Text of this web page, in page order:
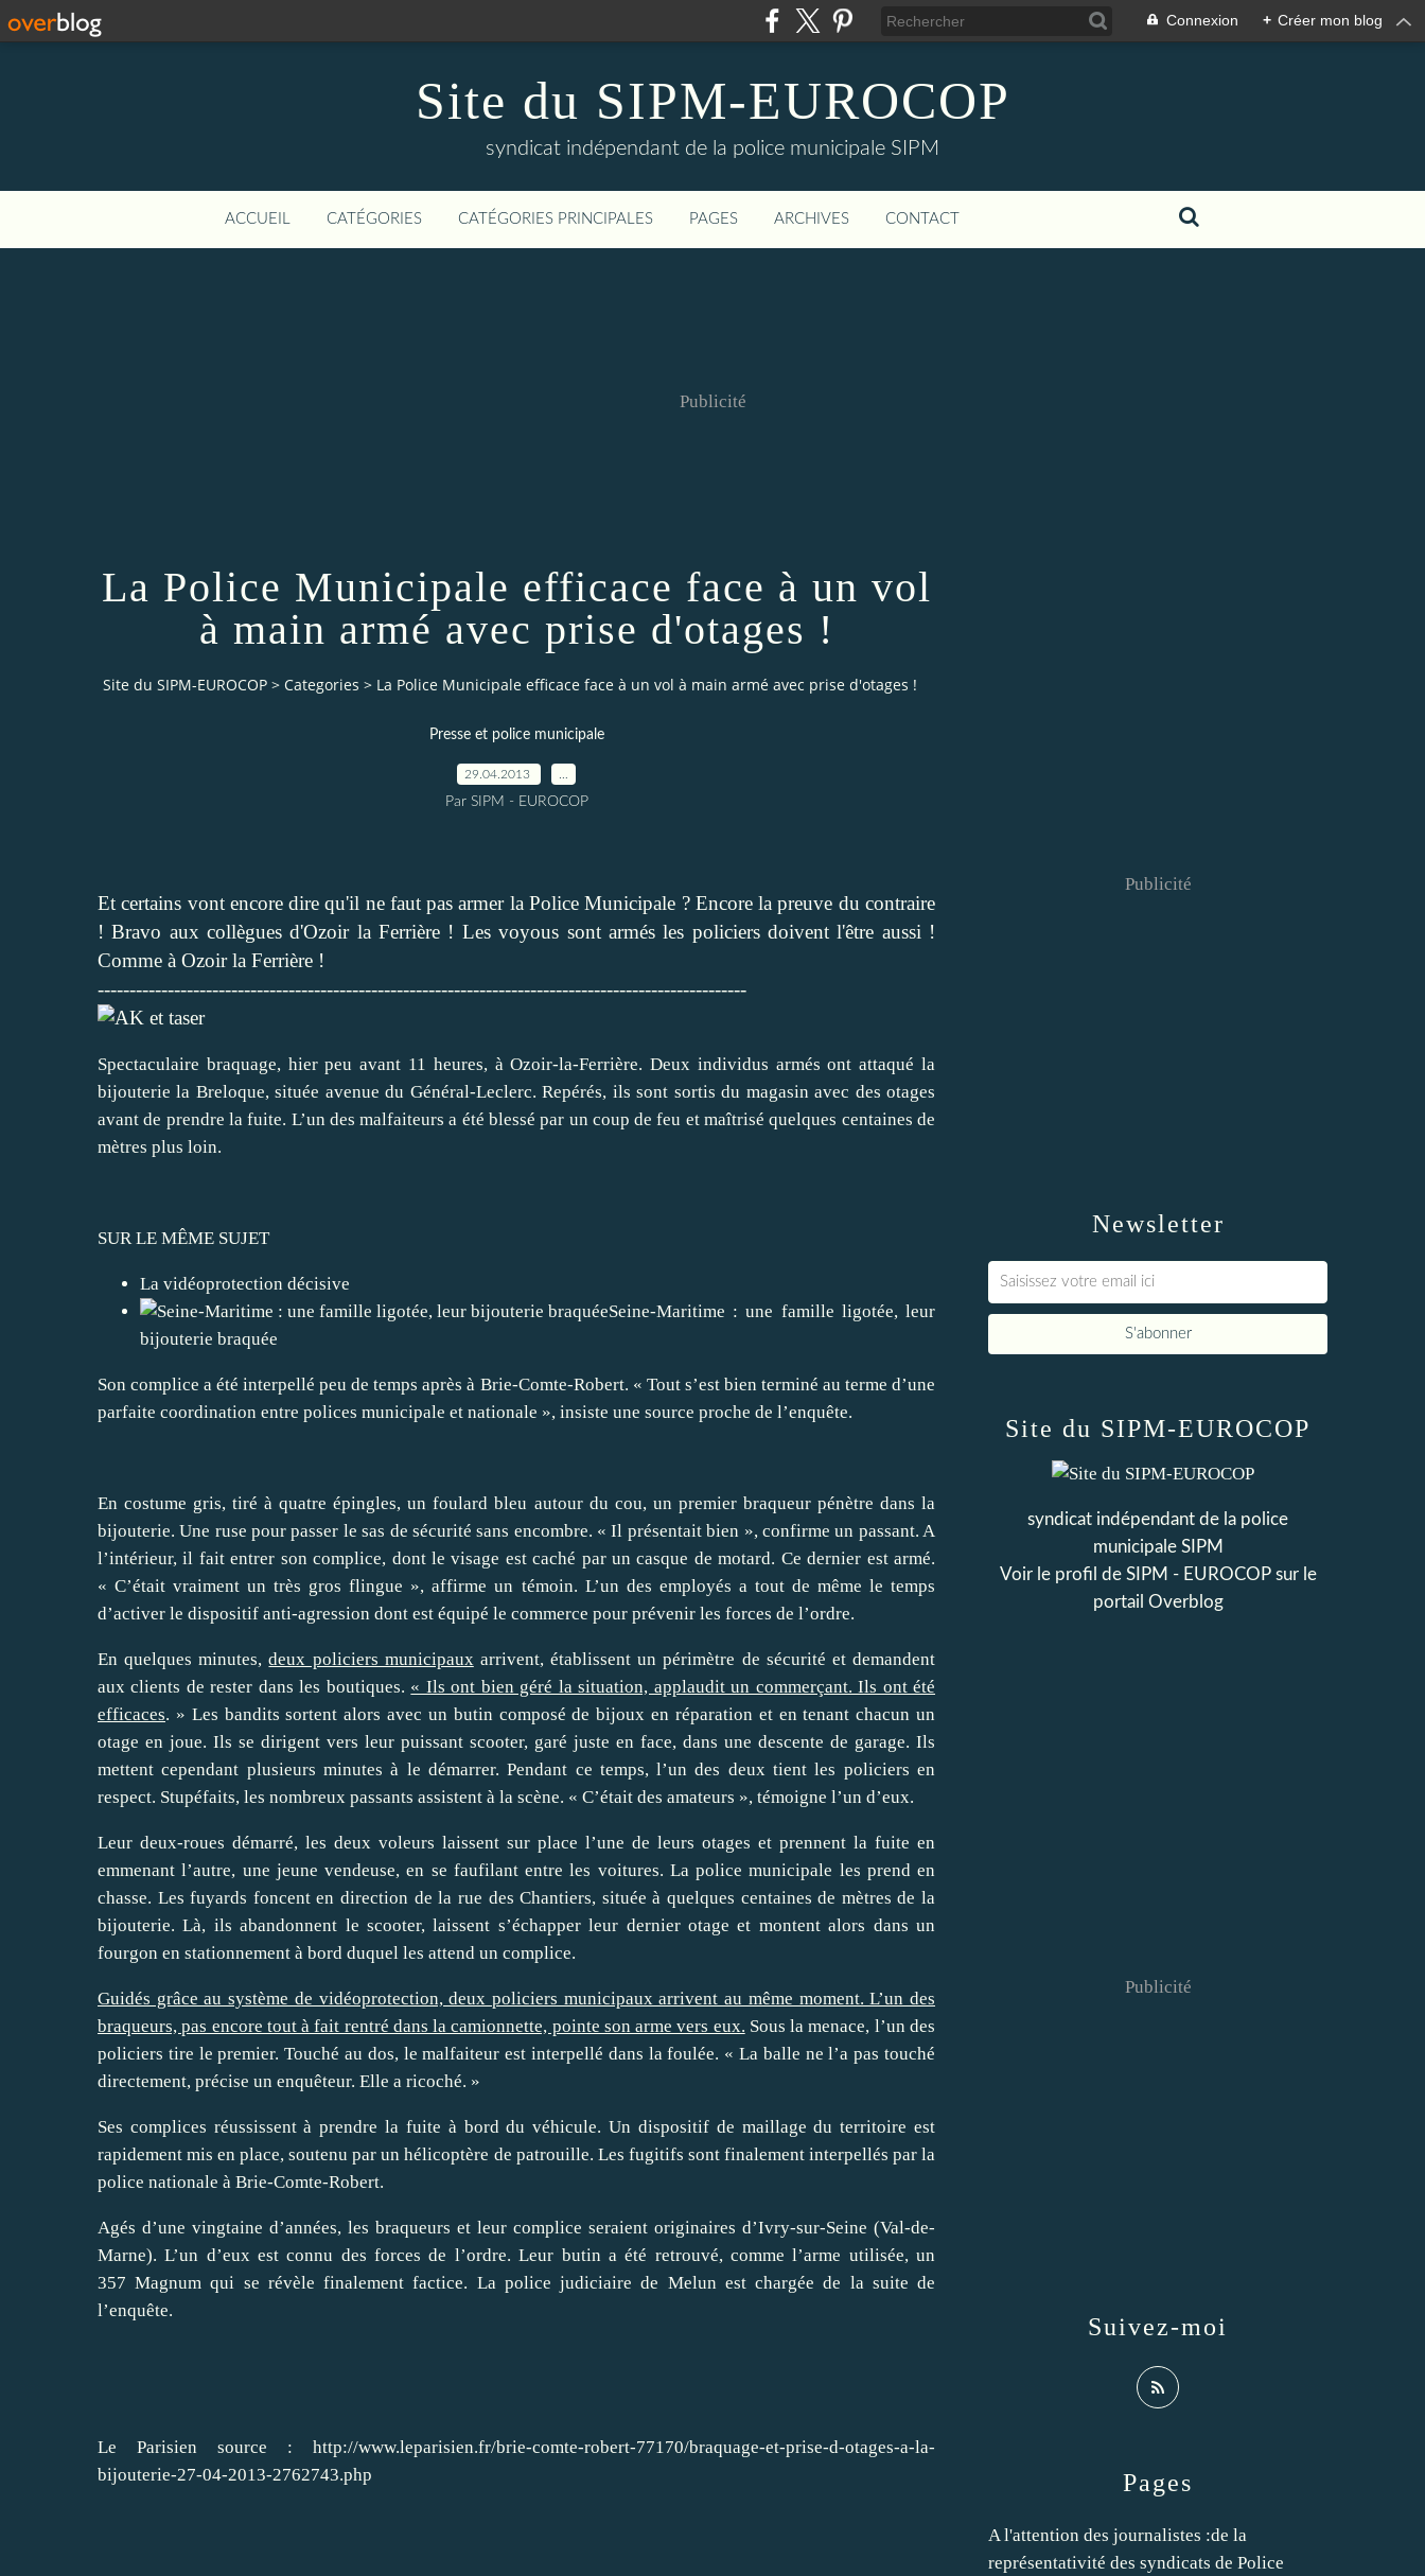
Connexion + Créer mon blog
Site du SIPM-EUROCOP
syndicat indépendant de la police municipale SIPM
ACCUEIL CATÉGORIES CATÉGORIES PRINCIPALES PAGES ARCHIVES CONTACT
Publicité
La Police Municipale efficace face à un vol
à main armé avec prise d'otages !
Site du SIPM-EUROCOP > Categories > La Police Municipale efficace face à un vol à main armé avec prise d'otages !
Presse et police municipale
29.04.2013
Par SIPM - EUROCOP
Et certains vont encore dire qu'il ne faut pas armer la Police Municipale ? Encore la preuve du contraire
! Bravo aux collègues d'Ozoir la Ferrière ! Les voyous sont armés les policiers doivent l'être aussi !
Comme à Ozoir la Ferrière !
------------------------------------------------------------------------------------------------------
Spectaculaire braquage, hier peu avant 11 heures, à Ozoir-la-Ferrière. Deux individus armés ont attaqué la
bijouterie la Breloque, située avenue du Général-Leclerc. Repérés, ils sont sortis du magasin avec des otages
avant de prendre la fuite. L’un des malfaiteurs a été blessé par un coup de feu et maîtrisé quelques centaines de
mètres plus loin.
SUR LE MÊME SUJET
La vidéoprotection décisive
Seine-Maritime : une famille ligotée, leur
bijouterie braquée
Son complice a été interpellé peu de temps après à Brie-Comte-Robert. « Tout s’est bien terminé au terme d’une
parfaite coordination entre polices municipale et nationale », insiste une source proche de l’enquête.
En costume gris, tiré à quatre épingles, un foulard bleu autour du cou, un premier braqueur pénètre dans la
bijouterie. Une ruse pour passer le sas de sécurité sans encombre. « Il présentait bien », confirme un passant. A
l’intérieur, il fait entrer son complice, dont le visage est caché par un casque de motard. Ce dernier est armé.
« C’était vraiment un très gros flingue », affirme un témoin. L’un des employés a tout de même le temps
d’activer le dispositif anti-agression dont est équipé le commerce pour prévenir les forces de l’ordre.
En quelques minutes,deux policiers municipaux arrivent, établissent un périmètre de sécurité et demandent
aux clients de rester dans les boutiques. « Ils ont bien géré la situation, applaudit un commerçant. Ils ont été
efficaces. » Les bandits sortent alors avec un butin composé de bijoux en réparation et en tenant chacun un
otage en joue. Ils se dirigent vers leur puissant scooter, garé juste en face, dans une descente de garage. Ils
mettent cependant plusieurs minutes à le démarrer. Pendant ce temps, l’un des deux tient les policiers en
respect. Stupéfaits, les nombreux passants assistent à la scène. « C’était des amateurs », témoigne l’un d’eux.
Leur deux-roues démarré, les deux voleurs laissent sur place l’une de leurs otages et prennent la fuite en
emmenant l’autre, une jeune vendeuse, en se faufilant entre les voitures. La police municipale les prend en
chasse. Les fuyards foncent en direction de la rue des Chantiers, située à quelques centaines de mètres de la
bijouterie. Là, ils abandonnent le scooter, laissent s’échapper leur dernier otage et montent alors dans un
fourgon en stationnement à bord duquel les attend un complice.
Guidés grâce au système de vidéoprotection, deux policiers municipaux arrivent au même moment. L’un des
braqueurs, pas encore tout à fait rentré dans la camionnette, pointe son arme vers eux. Sous la menace, l’un des
policiers tire le premier. Touché au dos, le malfaiteur est interpellé dans la foulée. « La balle ne l’a pas touché
directement, précise un enquêteur. Elle a ricoché. »
Ses complices réussissent à prendre la fuite à bord du véhicule. Un dispositif de maillage du territoire est
rapidement mis en place, soutenu par un hélicoptère de patrouille. Les fugitifs sont finalement interpellés par la
police nationale à Brie-Comte-Robert.
Agés d’une vingtaine d’années, les braqueurs et leur complice seraient originaires d’Ivry-sur-Seine (Val-de-
Marne). L’un d’eux est connu des forces de l’ordre. Leur butin a été retrouvé, comme l’arme utilisée, un
357 Magnum qui se révèle finalement factice. La police judiciaire de Melun est chargée de la suite de
l’enquête.
Le Parisien source : http://www.leparisien.fr/brie-comte-robert-77170/braquage-et-prise-d-otages-a-la-
bijouterie-27-04-2013-2762743.php
Newsletter
Publicité
Pages
A l'attention des journalistes :de la
représentativité des syndicats de Police
Site du SIPM-EUROCOP
syndicat indépendant de la police
municipale SIPM
Voir le profil de SIPM - EUROCOPsur le
portail Overblog
Suivez-moi
Publicité